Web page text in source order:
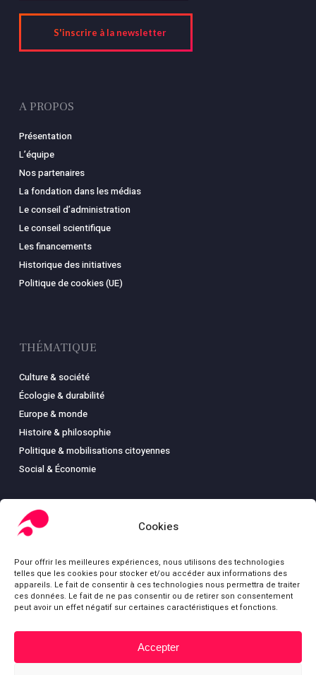
Cookies
Pour offrir les meilleures expériences, nous utilisons des technologies
telles que les cookies pour stocker et/ou accéder aux informations des
appareils. Le fait de consentir à ces technologies nous permettra de traiter
ces données. Le fait de ne pas consentir ou de retirer son consentement
peut avoir un effet négatif sur certaines caractéristiques et fonctions.
Accepter
S'inscrire à la newsletter
A PROPOS
Présentation
L’équipe
Nos partenaires
La fondation dans les médias
Le conseil d’administration
Le conseil scientifique
Les financements
Historique des initiatives
Politique de cookies (UE)
THÉMATIQUE
Culture & société
Écologie & durabilité
Europe & monde
Histoire & philosophie
Politique & mobilisations citoyennes
Social & Économie
LIBRAIRIE
Boutique
Carte
Mon compte